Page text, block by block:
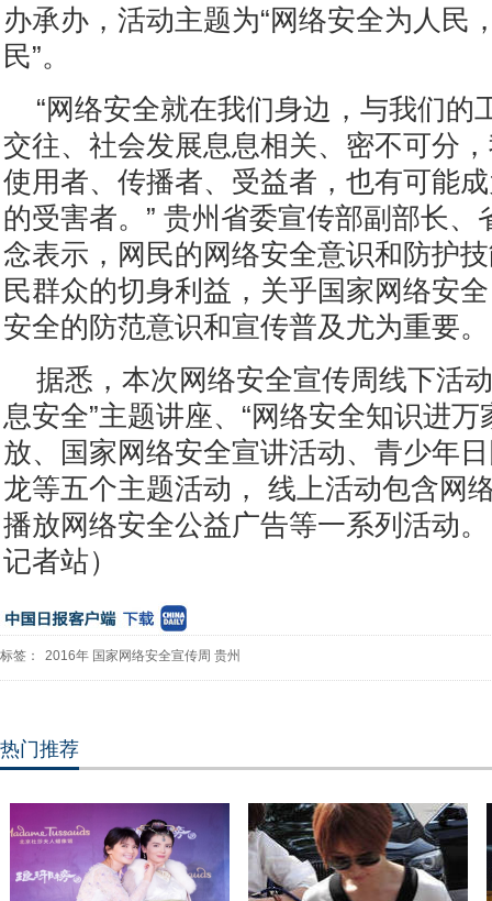
办承办，活动主题为“网络安全为人民
民”。
“网络安全就在我们身边，与我们的
交往、社会发展息息相关、密不可分
使用者、传播者、受益者，也有可能
的受害者。” 贵州省委宣传部副部长、
念表示，网民的网络安全意识和防护
民群众的切身利益，关乎国家网络安
安全的防范意识和宣传普及尤为重要。
据悉，本次网络安全宣传周线下活
息安全”主题讲座、“网络安全知识进万
放、国家网络安全宣讲活动、青少年
龙等五个主题活动， 线上活动包含网
播放网络安全公益广告等一系列活动
记者站）
标签： 2016年 国家网络安全宣传周 贵州
热门推荐